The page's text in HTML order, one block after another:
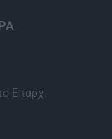
Επαρχ.